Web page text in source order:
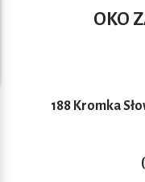
OKO
188 Kromka